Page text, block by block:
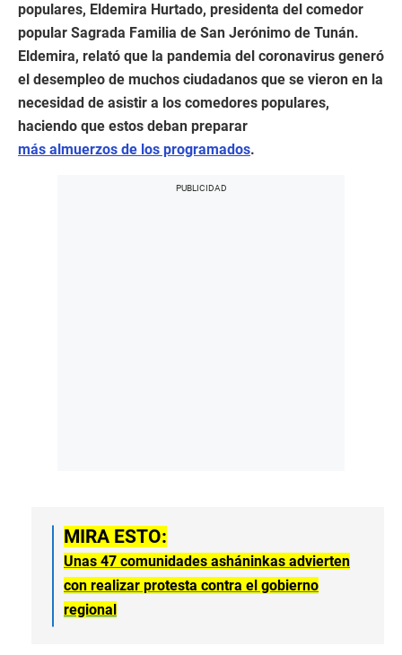
populares, Eldemira Hurtado, presidenta del comedor
popular Sagrada Familia de San Jerónimo de Tunán.
Eldemira, relató que la pandemia del coronavirus generó
el desempleo de muchos ciudadanos que se vieron en la
necesidad de asistir a los comedores populares,
haciendo que estos deban preparar
más almuerzos de los programados.
MIRA ESTO:
Unas 47 comunidades asháninkas advierten
con realizar protesta contra el gobierno
regional